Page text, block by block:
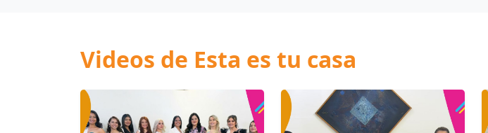
Videos de Esta es tu casa